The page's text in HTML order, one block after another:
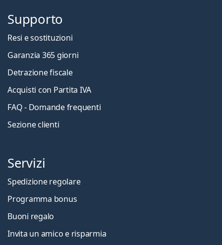
Supporto
Resi e sostituzioni
Garanzia 365 giorni
Detrazione fiscale
Acquisti con Partita IVA
FAQ - Domande frequenti
Sezione clienti
Servizi
Spedizione regolare
Programma bonus
Buoni regalo
Invita un amico e risparmia